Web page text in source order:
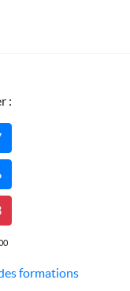
:
formations